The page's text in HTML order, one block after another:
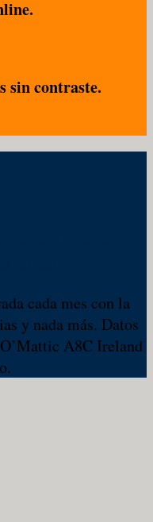
sin contraste.
cada mes con la
y nada más. Datos
A8C Ireland